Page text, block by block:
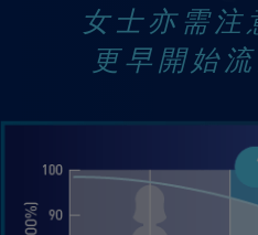
女士亦需注
更早開始